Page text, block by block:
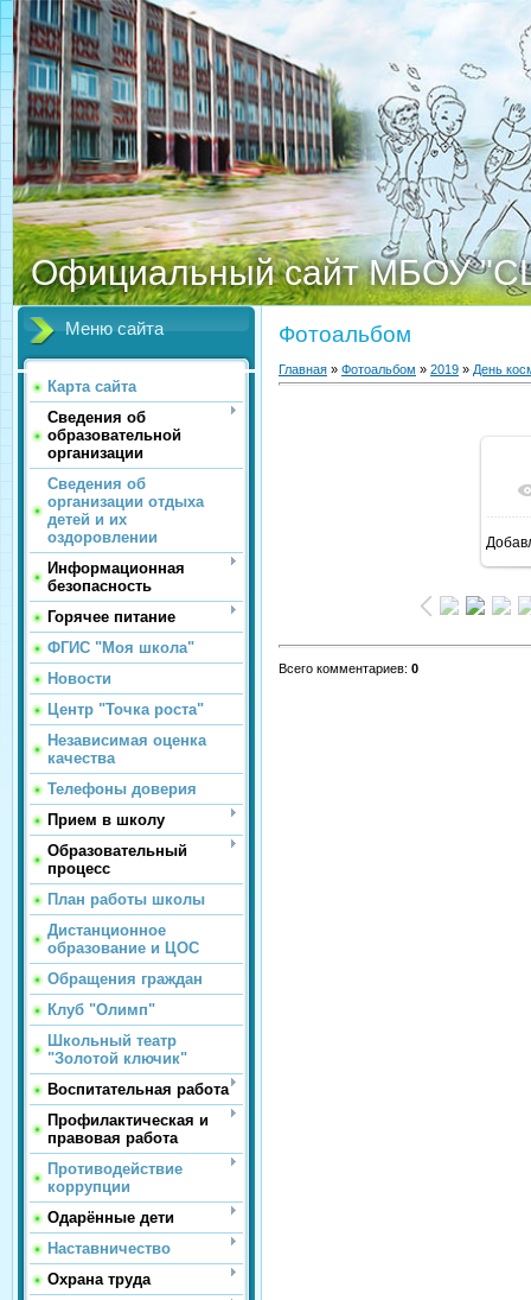
Официальный сайт МБОУ
Меню сайта
Карта сайта
Сведения об
образовательной
организации
Сведения об
организации отдыха
детей и их
оздоровлении
Информационная
безопасность
Горячее питание
ФГИС "Моя школа"
Новости
Центр "Точка роста"
Независимая оценка
качества
Телефоны доверия
Прием в школу
Образовательный
процесс
План работы школы
Дистанционное
образование и ЦОС
Обращения граждан
Клуб "Олимп"
Школьный театр
"Золотой ключик"
Воспитательная работа
Профилактическая и
правовая работа
Противодействие
коррупции
Одарённые дети
Наставничество
Охрана труда
Фотоальбом
Главная » Фотоальбом » 2019 » День
Всего комментариев: 0